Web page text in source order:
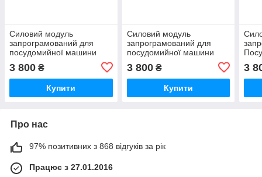
Силовий модуль
запрограмований для
посудомийної машини
3 800 ₴
Купити
Силовий модуль
запрограмований для
посудомийної машини
3 800₴
Купити
3
Про нас
97% позитивних з 868 відгуків за рік
Працює з 27.01.2016